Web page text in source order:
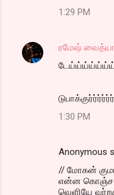
1:29 PM
ரமேஷ்
1:30 PM
Anonymous
// மோகன்
என்ன கொஞ்ச
வெளியே